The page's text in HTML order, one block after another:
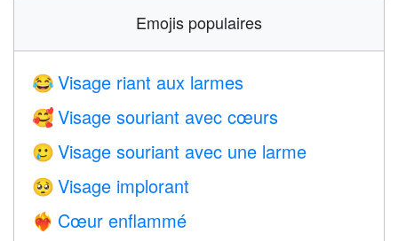
Emojis populaires
😂 Visage riant aux larmes
🥰 Visage souriant avec cœurs
🥲 Visage souriant avec une larme
🥺 Visage implorant
❤️‍🔥 Cœur enflammé